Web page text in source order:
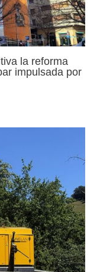
la reforma
impulsada por